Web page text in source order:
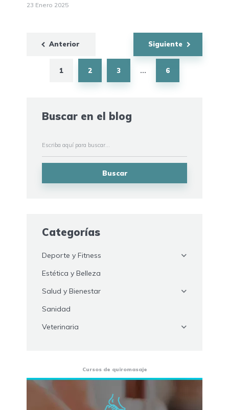
23 Enero 2025
Buscar en el blog
Buscar
Categorías
Deporte y Fitness
Estética y Belleza
Salud y Bienestar
Sanidad
Veterinaria
Cursos de quiromasaje
Anterior
Navegación
entradas
1 2 3 … 6
Siguiente